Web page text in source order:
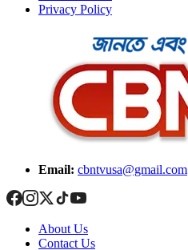
Privacy Policy
Email: cbntvusa@gmail.com
About Us
Contact Us